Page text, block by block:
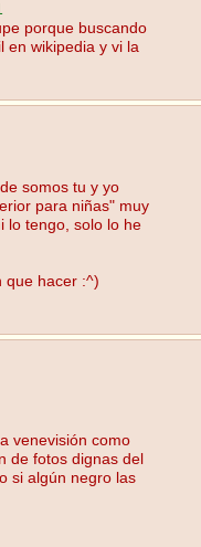
porque buscando
en wikipedia y vi la
somos tu y yo
para niñas" muy
lo tengo, solo lo he
que hacer :^)
venevisión como
de fotos dignas del
si algún negro las